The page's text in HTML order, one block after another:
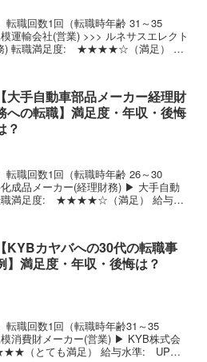
転職回数1回（転職時年齢 31～35
運輸会社(営業) >>> ルネサスエレクト
務) 転職満足度: ★★★★☆（満足） 給
【大手自動車部品メーカー経理財
への転職】満足度・年収・後悔
？
転職回数1回（転職時年齢 26～30
成品メーカー(経理財務) ▶ 大手自動
職満足度: ★★★★☆（満足） 給与水
【KYBカヤバへの30代の転職事
】満足度・年収・後悔は？
転職回数1回（転職時年齢31～35
消費財メーカー(営業) ▶ KYB株式会
（とても満足） 給与水準: UP職